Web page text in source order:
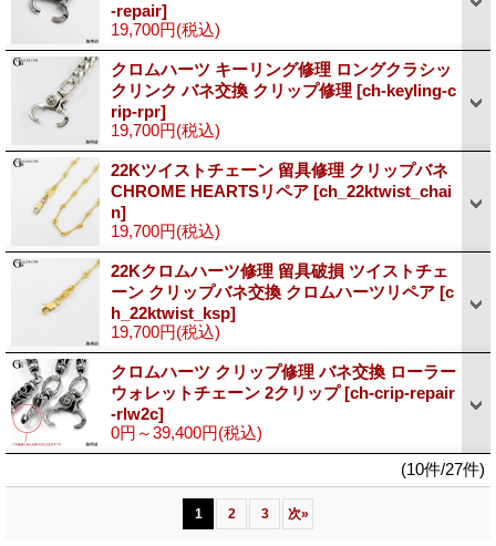
-repair]
19,700円(税込)
クロムハーツ キーリング修理 ロングクラシッ
クリンク バネ交換 クリップ修理 [ch-keyling-c
rip-rpr]
19,700円(税込)
22Kツイストチェーン 留具修理 クリップバネ
CHROME HEARTSリペア [ch_22ktwist_chai
n]
19,700円(税込)
22Kクロムハーツ修理 留具破損 ツイストチェ
ーン クリップバネ交換 クロムハーツリペア [c
h_22ktwist_ksp]
19,700円(税込)
クロムハーツ クリップ修理 バネ交換 ローラー
ウォレットチェーン 2クリップ[ch-crip-repair
-rlw2c]
0円～39,400円(税込)
(10件/27件)
1 2 3 次»